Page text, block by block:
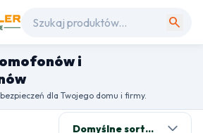
search
i
dla Twojego domu i firmy.